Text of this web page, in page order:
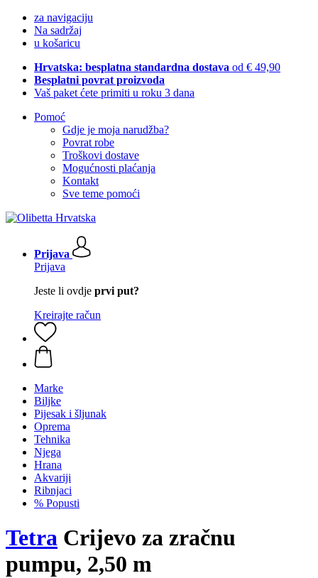
za navigaciju
Na sadržaj
u košaricu
Hrvatska: besplatna standardna dostava od € 49,90
Besplatni povrat proizvoda
Vaš paket ćete primiti u roku 3 dana
Pomoć
Gdje je moja narudžba?
Povrat robe
Troškovi dostave
Mogućnosti plaćanja
Kontakt
Sve teme pomoći
Prijava
Prijava
Jeste li ovdje prvi put?
Kreirajte račun
Marke
Biljke
Pijesak i šljunak
Oprema
Tehnika
Njega
Hrana
Akvariji
Ribnjaci
% Popusti
Tetra Crijevo za zračnu
pumpu, 2,50 m